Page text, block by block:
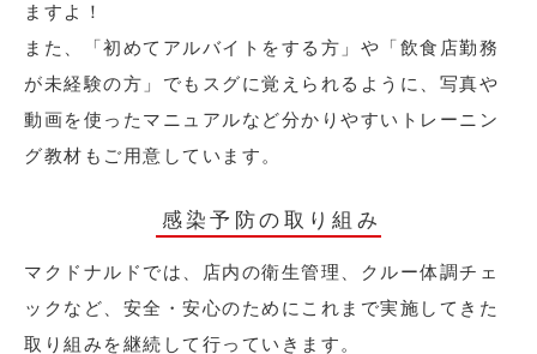
ますよ！
また、「初めてアルバイトをする方」や「飲食店勤務
が未経験の方」でもスグに覚えられるように、写真や
動画を使ったマニュアルなど分かりやすいトレーニン
グ教材もご用意しています。
感染予防の取り組み
マクドナルドでは、店内の衛生管理、クルー体調チェ
ックなど、安全・安心のためにこれまで実施してきた
取り組みを継続して行っていきます。